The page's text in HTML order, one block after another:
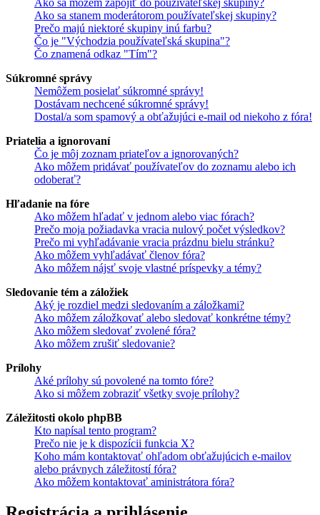
Ako sa stanem moderátorom používateľskej skupiny?
Prečo majú niektoré skupiny inú farbu?
Čo je "Východzia používateľská skupina"?
Čo znamená odkaz "Tím"?
Súkromné správy
Nemôžem posielať súkromné správy!
Dostávam nechcené súkromné správy!
Dostal/a som spamový a obťažujúci e-mail od niekoho z fóra!
Priatelia a ignorovaní
Čo je môj zoznam priateľov a ignorovaných?
Ako môžem pridávať používateľov do zoznamu alebo ich
odoberať?
Hľadanie na fóre
Ako môžem hľadať v jednom alebo viac fórach?
Prečo moja požiadavka vracia nulový počet výsledkov?
Prečo mi vyhľadávanie vracia prázdnu bielu stránku?
Ako môžem vyhľadávať členov fóra?
Ako môžem nájsť svoje vlastné príspevky a témy?
Sledovanie tém a záložiek
Aký je rozdiel medzi sledovaním a záložkami?
Ako môžem záložkovať alebo sledovať konkrétne témy?
Ako môžem sledovať zvolené fóra?
Ako môžem zrušiť sledovanie?
Prílohy
Aké prílohy sú povolené na tomto fóre?
Ako si môžem zobraziť všetky svoje prílohy?
Záležitosti okolo phpBB
Kto napísal tento program?
Prečo nie je k dispozícii funkcia X?
Koho mám kontaktovať ohľadom obťažujúcich e-mailov
alebo právnych záležitostí fóra?
Ako môžem kontaktovať aministrátora fóra?